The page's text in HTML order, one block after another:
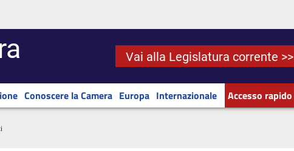
Vai alla Legislatura corrente >>
Conoscere la Camera Europa Internazionale Accesso rapido